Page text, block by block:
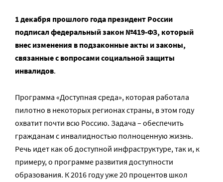
1 декабря прошлого года президент России
подписал федеральный закон №419-ФЗ, который
внес изменения в подзаконные акты и законы,
связанные с вопросами социальной защиты
инвалидов.
Программа «Доступная среда», которая работала
пилотно в некоторых регионах страны, в этом году
охватит почти всю Россию. Задача – обеспечить
гражданам с инвалидностью полноценную жизнь.
Речь идет как об доступной инфраструктуре, так и, к
примеру, о программе развития доступности
образования. К 2016 году уже 20 процентов школ